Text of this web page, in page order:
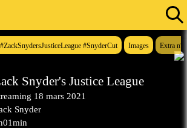
#SnyderCut Images Extra
Snyder's Justice League
18 mars 2021
Snyder